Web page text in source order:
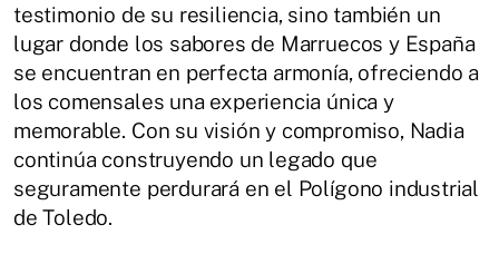
testimonio de su resiliencia, sino también un
lugar donde los sabores de Marruecos y España
se encuentran en perfecta armonía, ofreciendo a
los comensales una experiencia única y
memorable. Con su visión y compromiso, Nadia
continúa construyendo un legado que
seguramente perdurará en el Polígono industrial
de Toledo.